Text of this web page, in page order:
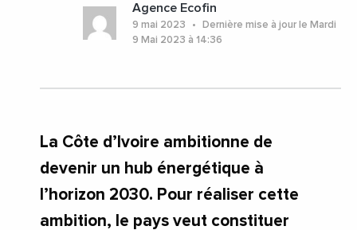
Agence Ecofin
9 mai 2023
Dernière mise à jour le Mardi
9 Mai 2023 à 14:36
La Côte d’Ivoire ambitionne de
devenir un hub énergétique à
l’horizon 2030. Pour réaliser cette
ambition, le pays veut constituer